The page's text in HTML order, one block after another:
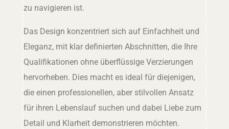
zu navigieren ist.
Das Design konzentriert sich auf Einfachheit und
Eleganz, mit klar definierten Abschnitten, die Ihre
Qualifikationen ohne überflüssige Verzierungen
hervorheben. Dies macht es ideal für diejenigen,
die einen professionellen, aber stilvollen Ansatz
für ihren Lebenslauf suchen und dabei Liebe zum
Detail und Klarheit demonstrieren möchten.